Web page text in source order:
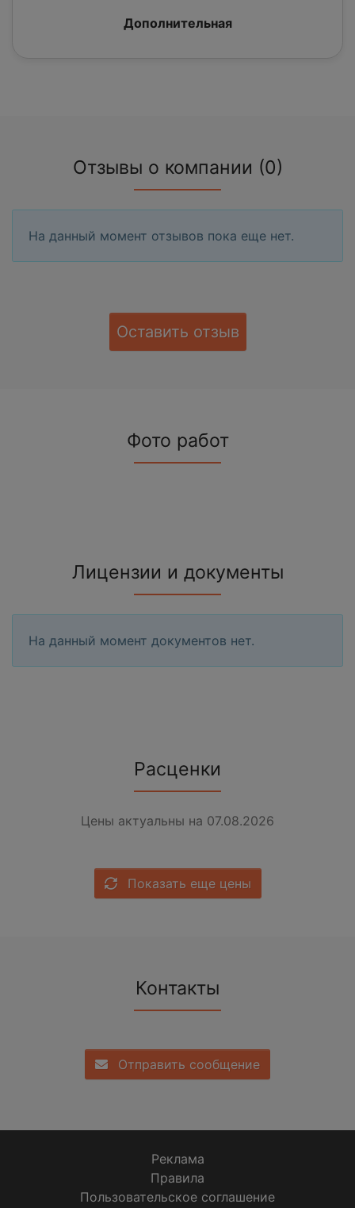
Дополнительная
Отзывы о компании (0)
На данный момент отзывов пока еще нет.
Оставить отзыв
Фото работ
Лицензии и документы
На данный момент документов нет.
Расценки
Цены актуальны на 07.08.2026
Показать еще цены
Контакты
Отправить сообщение
Реклама
Правила
Пользовательское соглашение